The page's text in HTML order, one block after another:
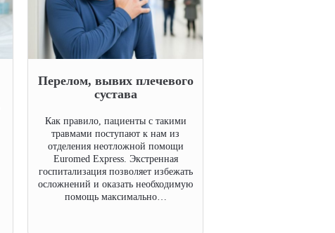
Перелом, вывих плечевого
сустава
Как правило, пациенты с такими
травмами поступают к нам из
отделения неотложной помощи
Euromed Express. Экстренная
госпитализация позволяет избежать
осложнений и оказать необходимую
помощь максимально…